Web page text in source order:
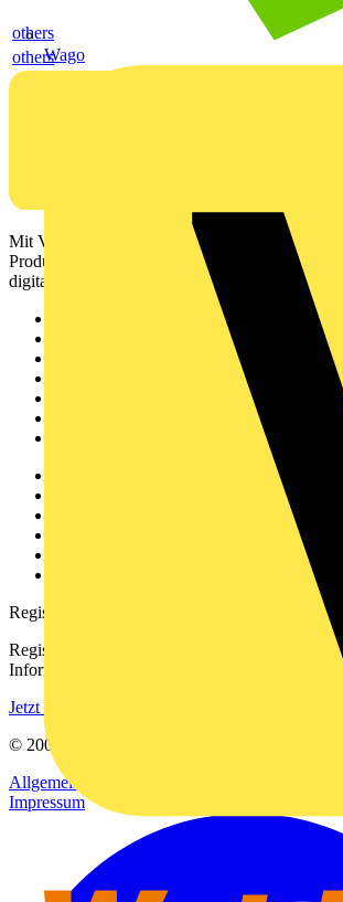
Wago
others
others
Mit Voltimum erhalten Elektrofachkräfte
Produktinformationen, Schulungen und Tools –
digitalen Plattform und Community.
Registrierung
Registrieren Sie sich kostenlos und erhalten Sie
Informationen aus der Elektroindustrie.
Jetzt registrieren
© 2002-
Allgemeine Geschäftsbedingungen
Impressum